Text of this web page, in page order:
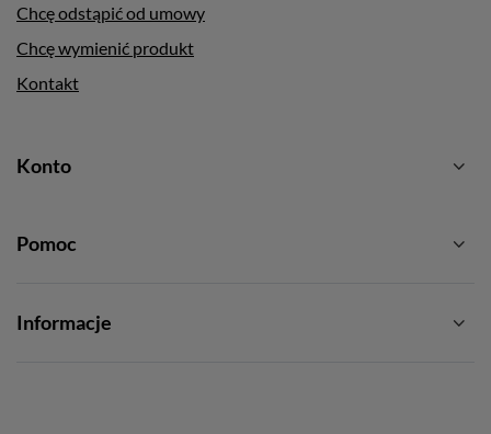
Chcę odstąpić od umowy
Chcę wymienić produkt
Kontakt
Konto
Pomoc
Informacje